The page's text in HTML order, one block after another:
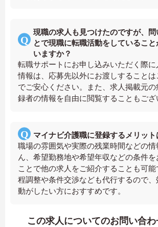
現職の求人も見つけたのですが、問
とで現職に転職活動をしていること
いますか？
転職サポートにお申し込みいただく際に
情報は、応募先以外にお渡しすること
でご安心ください。また、求人掲載元
録者の情報を自由に閲覧することもござ
マイナビ介護職に登録するメリット
職場の雰囲気や実際の残業時間などの情
ん、希望勤務地や希望年収などの条件を
ことで他の求人をご紹介することも可
程調整や条件交渉なども代行するので
動がしたい方におすすめです。
この求人についてのお問い合